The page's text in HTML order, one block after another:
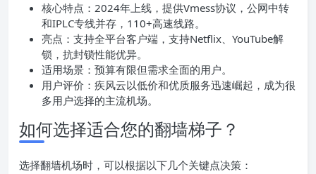
核心特点：2024年上线，提供Vmess协议，公网中转
和IPLC专线并存，110+高速线路。
亮点：支持全平台客户端，支持Netflix、YouTube解
锁，抗封锁性能优异。
适用场景：预算有限但需求全面的用户。
用户评价：疾风云以低价和优质服务迅速崛起，成为很
多用户选择的主流机场。
如何选择适合您的翻墙梯子？
选择翻墙机场时，可以根据以下几个关键点决策：